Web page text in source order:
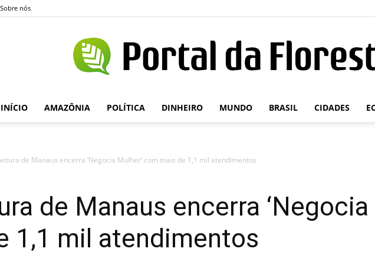
Sobre nós
Portal
INÍCIO AMAZÔNIA POLÍTICA DINHEIRO MUNDO BRASIL CIDADES
de Manaus encerra ‘Negocia Mulher’ com mais de 1,1 mil atendimentos
de Manaus encerra ‘Negocia
1,1 mil atendimentos